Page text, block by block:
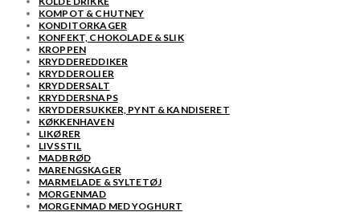
KOMPOT & CHUTNEY
KONDITORKAGER
KONFEKT, CHOKOLADE & SLIK
KROPPEN
KRYDDEREDDIKER
KRYDDEROLIER
KRYDDERSALT
KRYDDERSNAPS
KRYDDERSUKKER, PYNT & KANDISERET
KØKKENHAVEN
LIKØRER
LIVSSTIL
MADBRØD
MARENGSKAGER
MARMELADE & SYLTETØJ
MORGENMAD
MORGENMAD MED YOGHURT